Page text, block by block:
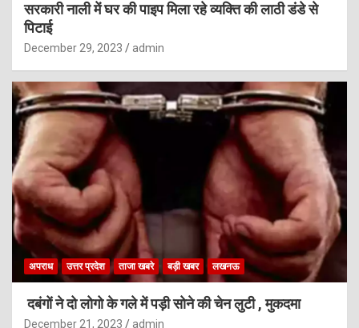
सरकारी नाली में घर की पाइप मिला रहे व्यक्ति की लाठी डंडे से
पिटाई
December 29, 2023 admin
अपराध उत्तर प्रदेश ताजा खबरे बड़ी खबर लखनऊ
दबंगों ने दो लोगो के गले में पड़ी सोने की चेन लुटी , मुकदमा
December 21, 2023 admin